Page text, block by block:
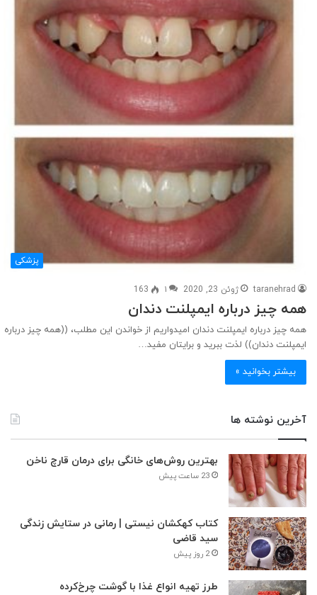
پزشکی
taranehrad ژوئن 23, 2020 ۱ 163
همه چیز درباره ایمپلنت دندان
همه چیز درباره ایمپلنت دندان امیدواریم از خواندن این مطلب، ((همه چیز درباره
ایمپلنت دندان)) لذت ببرید و برایتان مفید…
بیشتر بخوانید »
آخرین نوشته ها
بهترین روش‌های خانگی برای درمان قارچ ناخن
23 ساعت پیش
کتاب کهکشان نیستی | رمانی در ستایش زندگی
سید قاضی
2 روز پیش
طرز تهیه انواع غذا با گوشت چرخ‌کرده